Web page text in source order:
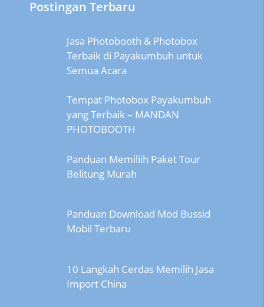
Postingan Terbaru
Jasa Photobooth & Photobox
Terbaik di Payakumbuh untuk
Semua Acara
Tempat Photobox Payakumbuh
yang Terbaik – MANDAN
PHOTOBOOTH
Panduan Memiliih Paket Tour
Belitung Murah
Panduan Download Mod Bussid
Mobil Terbaru
10 Langkah Cerdas Memilih Jasa
Import China